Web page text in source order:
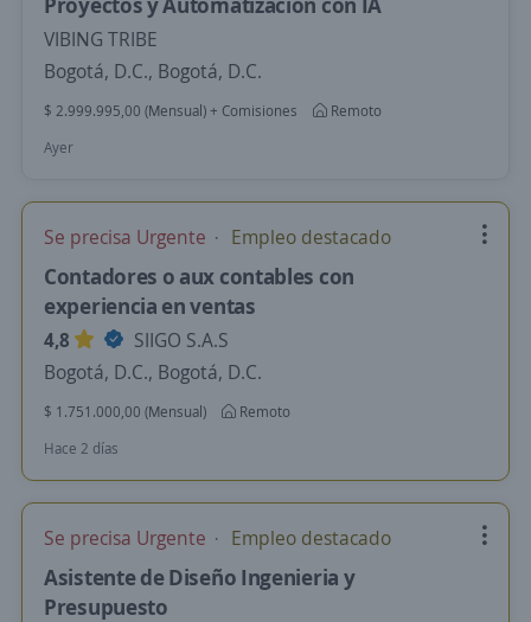
VIBING TRIBE
Bogotá, D.C., Bogotá, D.C.
$ 2.999.995,00 (Mensual) + Comisiones
Remoto
Ayer
Se precisa Urgente Empleo destacado
Contadores o aux contables con
experiencia en ventas
4,8
SIIGO S.A.S
Bogotá, D.C., Bogotá, D.C.
$ 1.751.000,00 (Mensual)
Remoto
Hace 2 días
Se precisa Urgente Empleo destacado
Asistente de Diseño Ingenieria y
Presupuesto